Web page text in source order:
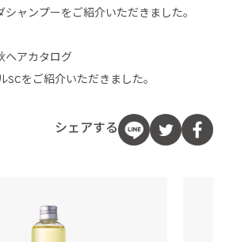
ャンプーをご紹介いただきました。
ヘアカタログ
SCをご紹介いただきました。
シェアする